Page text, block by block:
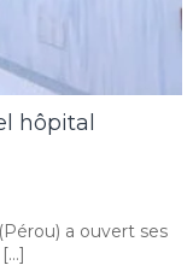
hôpital
a ouvert ses